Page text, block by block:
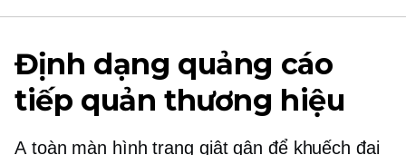
Định dạng quảng cáo
tiếp quản thương hiệu
A toàn màn hình trang giật gân để khuếch đại